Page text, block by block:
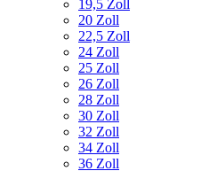
19,5 Zoll
20 Zoll
22,5 Zoll
24 Zoll
25 Zoll
26 Zoll
28 Zoll
30 Zoll
32 Zoll
34 Zoll
36 Zoll